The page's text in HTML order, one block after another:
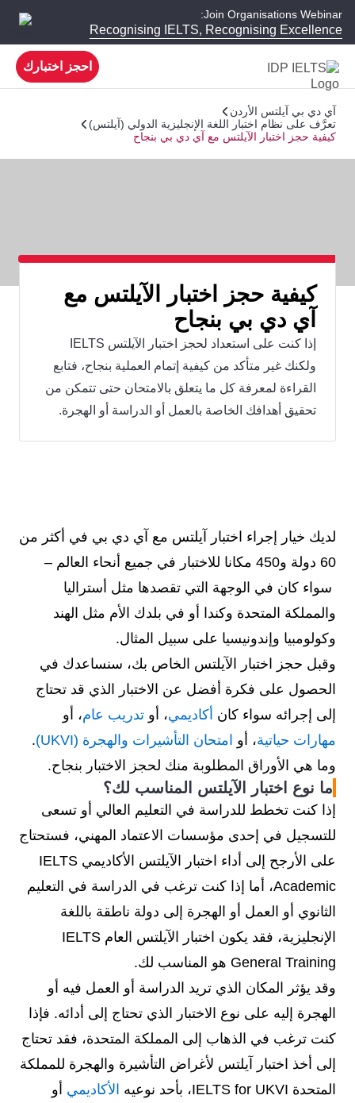
Join Organisations Webinar:
Recognising IELTS, Recognising Excellence
احجز اختبارك
آي دي بي آيلتس الأردن
تعرَّف على نظام اختبار اللغة الإنجليزية الدولي (آيلتس)
كيفية حجز اختبار الآيلتس مع آي دي بي بنجاح
كيفية حجز اختبار الآيلتس مع
آي دي بي بنجاح
إذا كنت على استعداد لحجز اختبار الآيلتس IELTS
ولكنك غير متأكد من كيفية إتمام العملية بنجاح، فتابع
القراءة لمعرفة كل ما يتعلق بالامتحان حتى تتمكن من
تحقيق أهدافك الخاصة بالعمل أو الدراسة أو الهجرة.
لديك خيار إجراء اختبار آيلتس مع آي دي بي في أكثر من
60 دولة و450 مكانا للاختبار في جميع أنحاء العالم –
سواء كان في الوجهة التي تقصدها مثل أستراليا
والمملكة المتحدة وكندا أو في بلدك الأم مثل الهند
وكولومبيا وإندونيسيا على سبيل المثال.
وقبل حجز اختبار الآيلتس الخاص بك، سنساعدك في
الحصول على فكرة أفضل عن الاختبار الذي قد تحتاج
إلى إجرائه سواء كان أكاديمي، أو تدريب عام، أو
مهارات حياتية، أو امتحان التأشيرات والهجرة (UKVI)
.
وما هي الأوراق المطلوبة منك لحجز الاختبار بنجاح.
ما نوع اختبار الآيلتس المناسب لك؟
إذا كنت تخطط للدراسة في التعليم العالي أو تسعى
للتسجيل في إحدى مؤسسات الاعتماد المهني، فستحتاج
على الأرجح إلى أداء اختبار الآيلتس الأكاديمي IELTS
Academic، أما إذا كنت ترغب في الدراسة في التعليم
الثانوي أو العمل أو الهجرة إلى دولة ناطقة باللغة
الإنجليزية، فقد يكون اختبار الآيلتس العام IELTS
General Training هو المناسب لك.
وقد يؤثر المكان الذي تريد الدراسة أو العمل فيه أو
الهجرة إليه على نوع الاختبار الذي تحتاج إلى أدائه. فإذا
كنت ترغب في الذهاب إلى المملكة المتحدة، فقد تحتاج
إلى أخذ اختبار آيلتس لأغراض التأشيرة والهجرة للمملكة
المتحدة IELTS for UKVI، بأحد نوعيه
الأكاديمي أو